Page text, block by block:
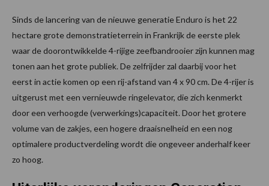
Sinds de lancering van de nieuwe generatie Enduro is het 22
hectare grote demonstratieterrein in Frankrijk de eerste plek
waar de doorontwikkelde 4-rijige zeefbandrooier zijn kunnen mag
tonen aan het grote publiek. De zelfrijder zal daarbij voor het
eerst in actie komen op een rij-afstand van 4 x 90 cm. De 4-rijer is
uitgerust met een vernieuwde ringelevator, die zich kenmerkt
door een verhoogde (verwerkings)capaciteit. Door het grotere
volume van de zakjes, een hogere draaisnelheid en een nog
optimalere productverdeling wordt die ongeveer anderhalf keer
zo hoog.